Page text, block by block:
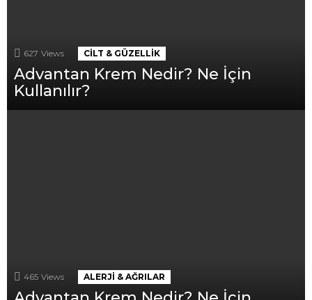
627 Views CILT & GÜZELLIK
Advantan Krem Nedir? Ne İçin
Kullanılır?
465 Views ALERJI & AĞRILAR